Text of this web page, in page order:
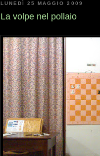
LUNEDÌ 25 MAGGIO 2009
La volpe nel pollaio